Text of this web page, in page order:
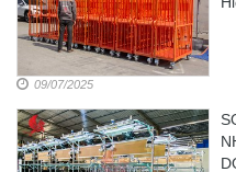
09/07/2025